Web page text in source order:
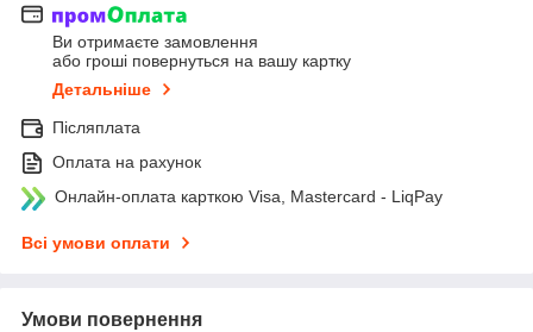
Ви отримаєте замовлення
або гроші повернуться на вашу картку
Детальніше
Післяплата
Оплата на рахунок
Онлайн-оплата карткою Visa, Mastercard - LiqPay
Всі умови оплати
Умови повернення